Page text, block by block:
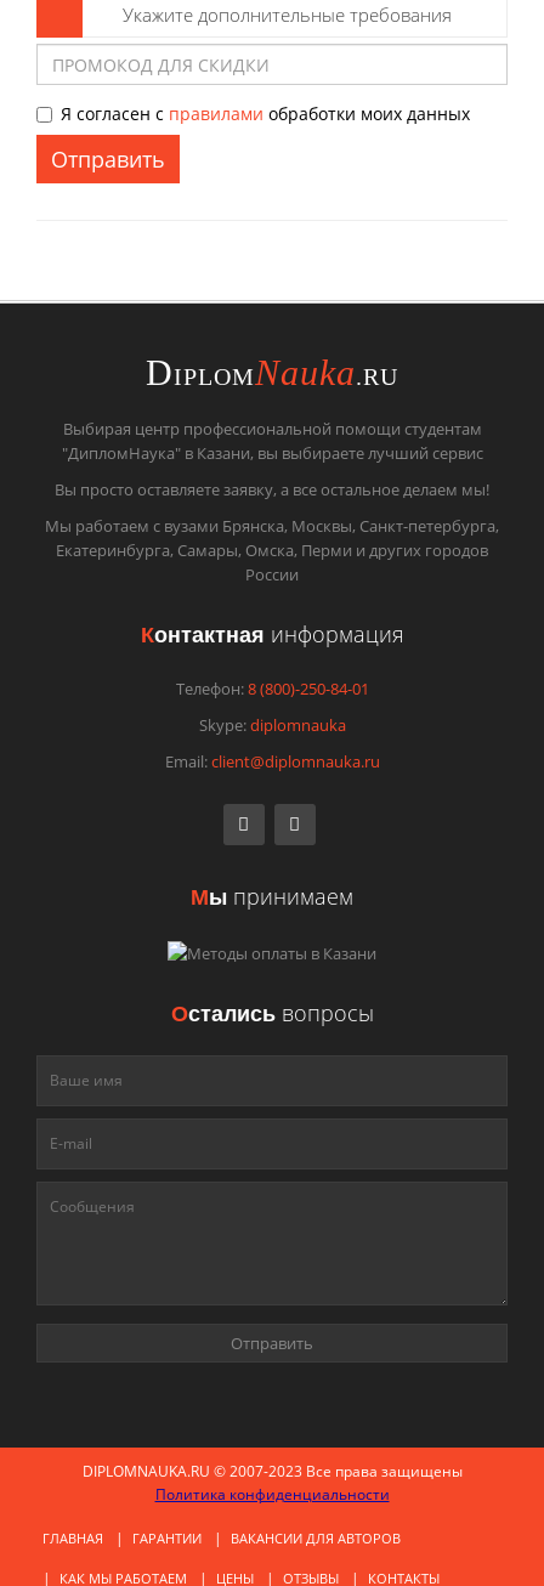
Укажите дополнительные требования
Я согласен с правилами обработки моих данных
Отправить
DIPLOMNauka.RU
Выбирая центр профессиональной помощи студентам
"ДипломНаука" в Казани, вы выбираете лучший сервис
Вы просто оставляете заявку, а все остальное делаем мы!
Мы работаем с вузами Брянска, Москвы, Санкт-петербурга,
Екатеринбурга, Самары, Омска, Перми и других городов
России
Контактная информация
Телефон:8 (800)-250-84-01
Skype:diplomnauka
Email:client@diplomnauka.ru
Мы принимаем
Остались вопросы
DIPLOMNAUKA.RU © 2007-2023 Все права защищены
Политика конфиденциальности
ГЛАВНАЯ ГАРАНТИИ ВАКАНСИИ ДЛЯ АВТОРОВ
КАК МЫ РАБОТАЕМ ЦЕНЫ ОТЗЫВЫ КОНТАКТЫ